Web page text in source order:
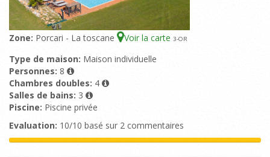
Zone: Porcari - La toscane Voir la carte 3-OR
Type de maison: Maison individuelle
Personnes: 8
Chambres doubles: 4
Salles de bains: 3
Piscine: Piscine privée
Evaluation: 10/10 basé sur 2 commentaires